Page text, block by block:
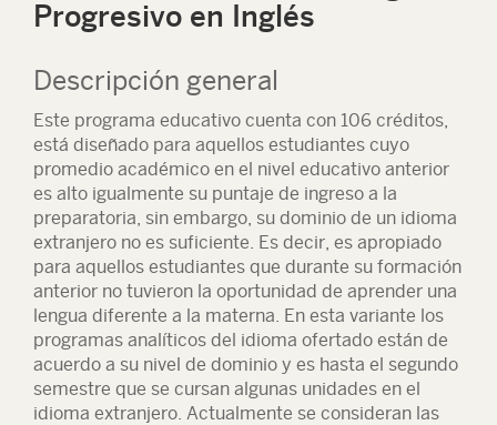
Progresivo en Inglés
Descripción general
Este programa educativo cuenta con 106 créditos,
está diseñado para aquellos estudiantes cuyo
promedio académico en el nivel educativo anterior
es alto igualmente su puntaje de ingreso a la
preparatoria, sin embargo, su dominio de un idioma
extranjero no es suficiente. Es decir, es apropiado
para aquellos estudiantes que durante su formación
anterior no tuvieron la oportunidad de aprender una
lengua diferente a la materna. En esta variante los
programas analíticos del idioma ofertado están de
acuerdo a su nivel de dominio y es hasta el segundo
semestre que se cursan algunas unidades en el
idioma extranjero. Actualmente se consideran las